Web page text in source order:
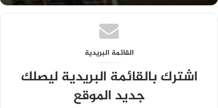
القائمة البريدية
اشترك بالقائمة البريدية ليصلك
جديد الموقع